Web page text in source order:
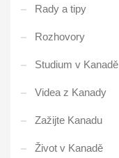
Rady a tipy
Rozhovory
Studium v Kanadě
Videa z Kanady
Zažijte Kanadu
Život v Kanadě